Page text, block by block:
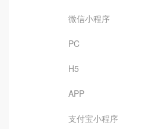
微信小程序
PC
H5
APP
支付宝小程序